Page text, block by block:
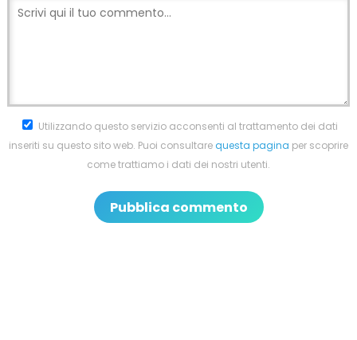
Utilizzando questo servizio acconsenti al trattamento dei dati
inseriti su questo sito web. Puoi consultarequesta pagina per scoprire
come trattiamo i dati dei nostri utenti.